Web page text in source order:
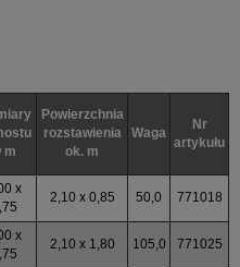
m
Powierzchnia
rozstawienia
ok. m
Waga
Nr
artykułu
x
2,10 x 0,85 50,0 771018
x
2,10 x 1,80 105,0 771025